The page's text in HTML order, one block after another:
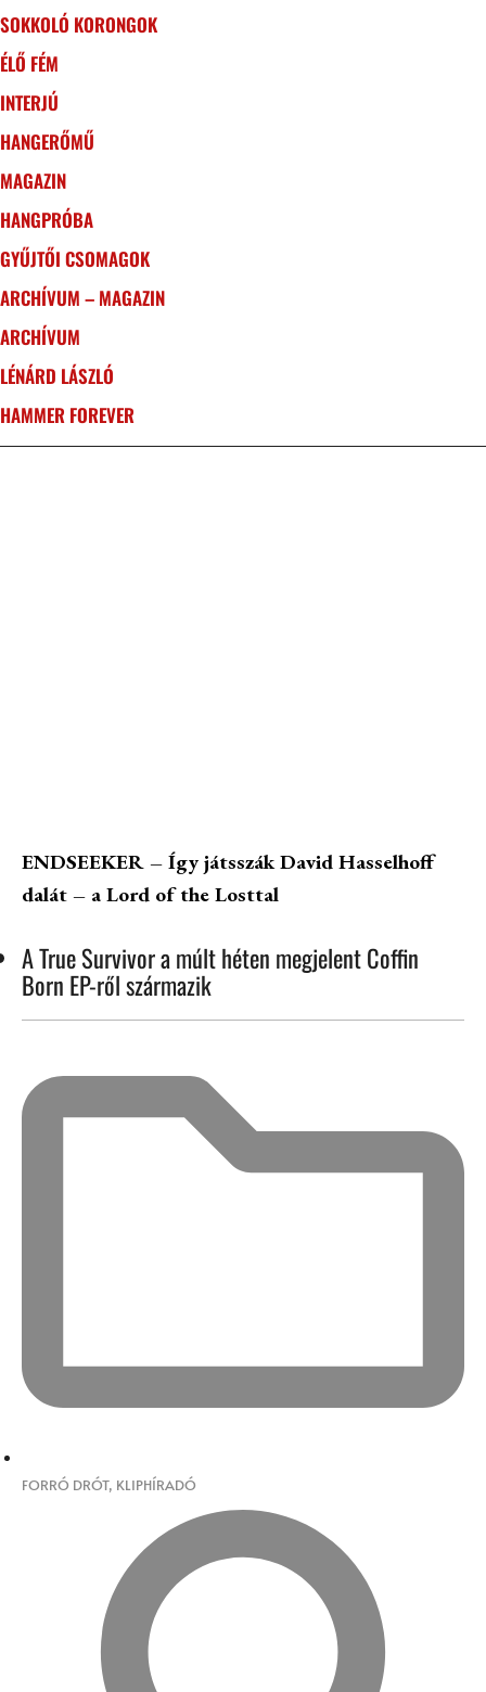
SOKKOLÓ KORONGOK
ÉLŐ FÉM
INTERJÚ
HANGERŐMŰ
MAGAZIN
HANGPRÓBA
GYŰJTŐI CSOMAGOK
ARCHÍVUM – MAGAZIN
ARCHÍVUM
LÉNÁRD LÁSZLÓ
HAMMER FOREVER
ENDSEEKER – Így játsszák David Hasselhoff
dalát – a Lord of the Losttal
A True Survivor a múlt héten megjelent Coffin
Born EP-ről származik
FORRÓ DRÓT, KLIPHÍRADÓ